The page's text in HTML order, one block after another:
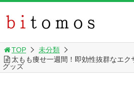
TOP
未分類
太もも痩せ一週間！即効性抜群なエク
グッズ